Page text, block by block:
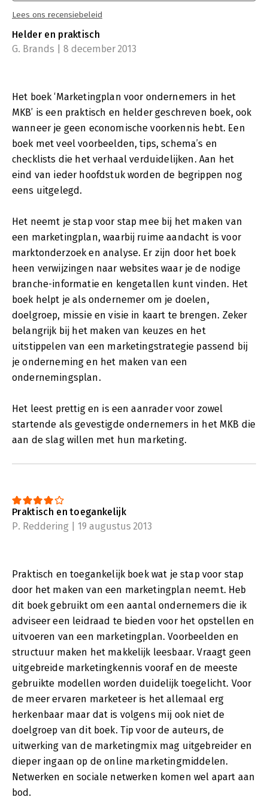
Lees ons recensiebeleid
Helder en praktisch
G. Brands | 8 december 2013
Het boek ‘Marketingplan voor ondernemers in het
MKB’ is een praktisch en helder geschreven boek, ook
wanneer je geen economische voorkennis hebt. Een
boek met veel voorbeelden, tips, schema’s en
checklists die het verhaal verduidelijken. Aan het
eind van ieder hoofdstuk worden de begrippen nog
eens uitgelegd.
Het neemt je stap voor stap mee bij het maken van
een marketingplan, waarbij ruime aandacht is voor
marktonderzoek en analyse. Er zijn door het boek
heen verwijzingen naar websites waar je de nodige
branche-informatie en kengetallen kunt vinden. Het
boek helpt je als ondernemer om je doelen,
doelgroep, missie en visie in kaart te brengen. Zeker
belangrijk bij het maken van keuzes en het
uitstippelen van een marketingstrategie passend bij
je onderneming en het maken van een
ondernemingsplan.
Het leest prettig en is een aanrader voor zowel
startende als gevestigde ondernemers in het MKB die
aan de slag willen met hun marketing.
Praktisch en toegankelijk
P. Reddering | 19 augustus 2013
Praktisch en toegankelijk boek wat je stap voor stap
door het maken van een marketingplan neemt. Heb
dit boek gebruikt om een aantal ondernemers die ik
adviseer een leidraad te bieden voor het opstellen en
uitvoeren van een marketingplan. Voorbeelden en
structuur maken het makkelijk leesbaar. Vraagt geen
uitgebreide marketingkennis vooraf en de meeste
gebruikte modellen worden duidelijk toegelicht. Voor
de meer ervaren marketeer is het allemaal erg
herkenbaar maar dat is volgens mij ook niet de
doelgroep van dit boek. Tip voor de auteurs, de
uitwerking van de marketingmix mag uitgebreider en
dieper ingaan op de online marketingmiddelen.
Netwerken en sociale netwerken komen wel apart aan
bod.